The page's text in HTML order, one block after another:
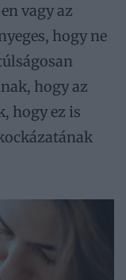
vagy az
hogy ne
hogy az
hogy ez is